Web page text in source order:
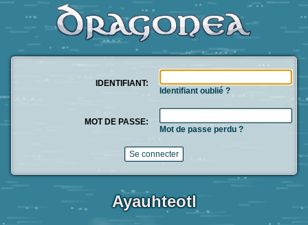
IDENTIFIANT:
Identifiant oublié ?
MOT DE PASSE:
Mot de passe perdu ?
Ayauhteotl